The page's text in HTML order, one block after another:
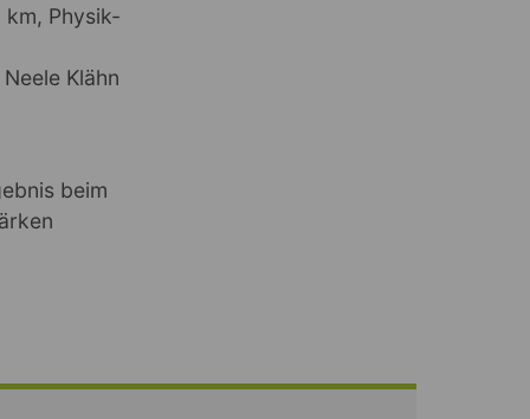
Physik-
Klähn
beim